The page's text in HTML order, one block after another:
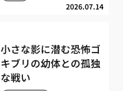
2026.07.14
小さな影に潜む恐怖ゴ
キブリの幼体との孤独
な戦い